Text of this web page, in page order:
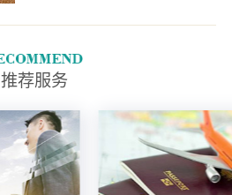
无犯罪证明的具体国家信息。
推荐服务